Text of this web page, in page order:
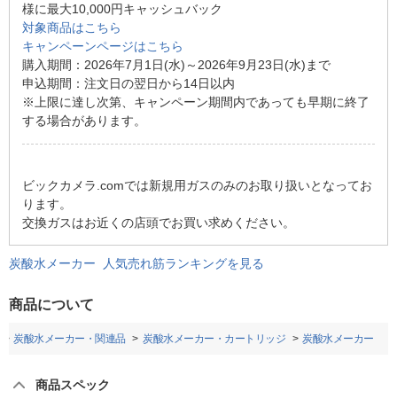
様に最大10,000円キャッシュバック
対象商品はこちら
キャンペーンページはこちら
購入期間：2026年7月1日(水)～2026年9月23日(水)まで
申込期間：注文日の翌日から14日以内
※上限に達し次第、キャンペーン期間内であっても早期に終了
する場合があります。
ビックカメラ.comでは新規用ガスのみのお取り扱いとなってお
ります。
交換ガスはお近くの店頭でお買い求めください。
炭酸水メーカー 人気売れ筋ランキングを見る
商品について
炭酸水メーカー・関連品 炭酸水メーカー・カートリッジ 炭酸水メーカー
商品スペック